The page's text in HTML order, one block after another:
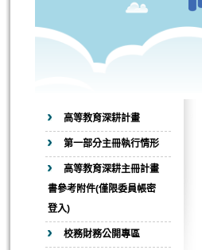
高等教育深耕計畫
第一部分主冊執行情形
高等教育深耕主冊計畫
書參考附件(僅限委員帳密
登入)
校務財務公開專區